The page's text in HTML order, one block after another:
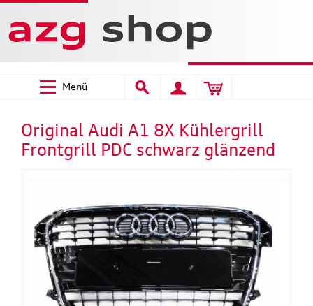
Menü
Original Audi A1 8X Kühlergrill
Frontgrill PDC schwarz glänzend